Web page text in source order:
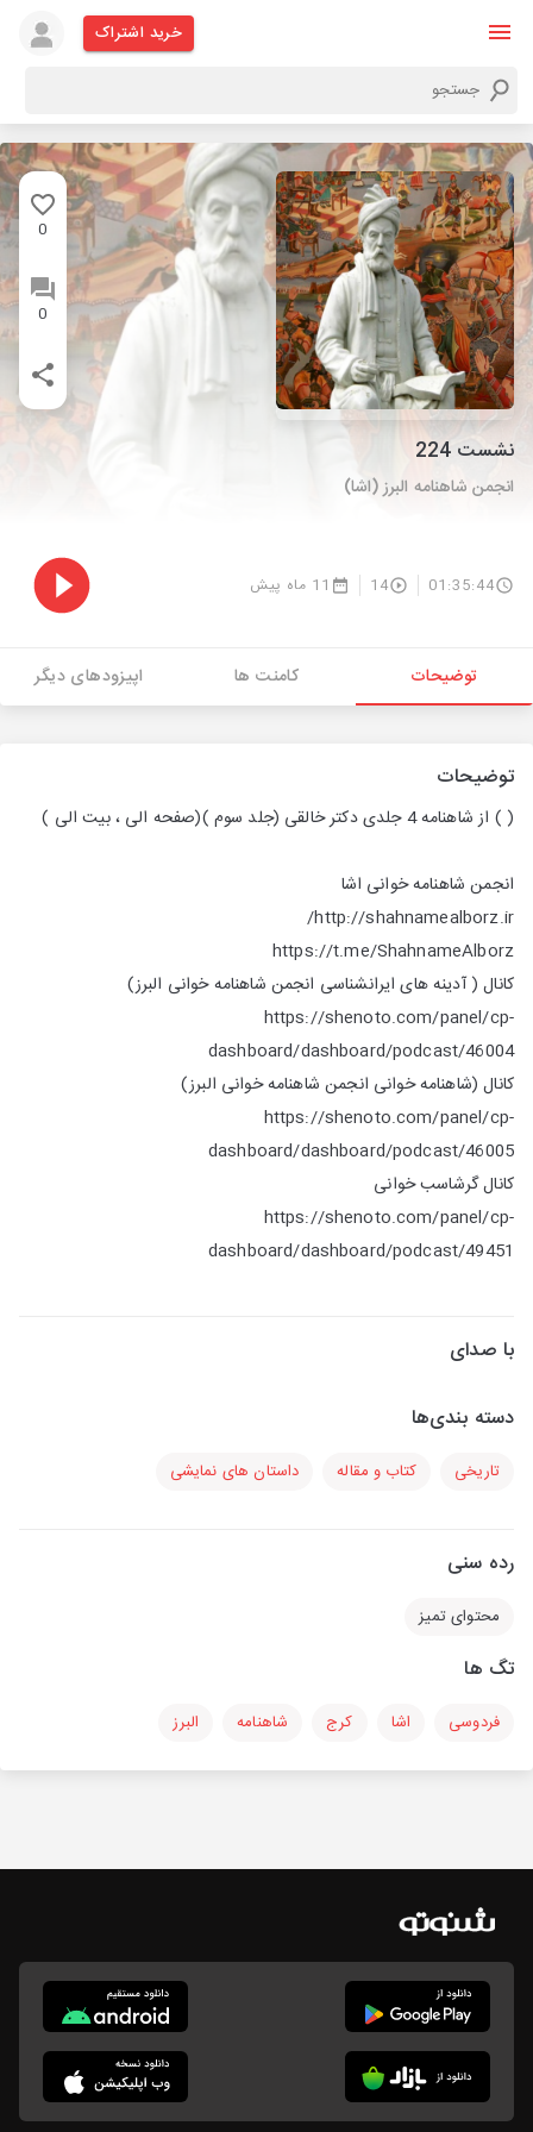
خرید اشتراک
0
0
نشست 224
انجمن شاهنامه البرز (اشا)
01:35:44
14 11 ماه پیش
توضیحات کامنت ها اپیزودهای دیگر
توضیحات
( ) از شاهنامه 4 جلدی دکتر خالقی (جلد سوم )(صفحه الی ، بیت الی )
انجمن شاهنامه خوانی اشا
http://shahnamealborz.ir/
https://t.me/ShahnameAlborz
کانال ( آدینه های ایرانشناسی انجمن شاهنامه خوانی البرز)
https://shenoto.com/panel/cp-
dashboard/dashboard/podcast/46004
کانال (شاهنامه خوانی انجمن شاهنامه خوانی البرز)
https://shenoto.com/panel/cp-
dashboard/dashboard/podcast/46005
کانال گرشاسب خوانی
https://shenoto.com/panel/cp-
dashboard/dashboard/podcast/49451
با صدای
دسته بندی‌ها
تاریخی کتاب و مقاله داستان های نمایشی
رده سنی
محتوای تمیز
تگ ها
فردوسی اشا کرج شاهنامه البرز